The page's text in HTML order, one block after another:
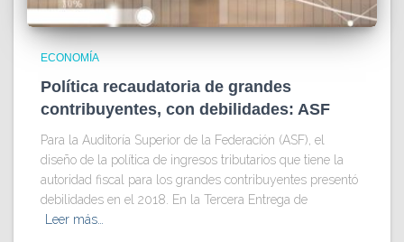
ECONOMÍA
Política recaudatoria de grandes
contribuyentes, con debilidades: ASF
Para la Auditoría Superior de la Federación (ASF), el
diseño de la política de ingresos tributarios que tiene la
autoridad fiscal para los grandes contribuyentes presentó
debilidades en el 2018. En la Tercera Entrega de
Leer más…